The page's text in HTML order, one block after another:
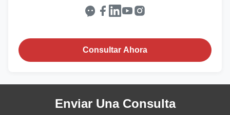
Consultar Ahora
Enviar Una Consulta